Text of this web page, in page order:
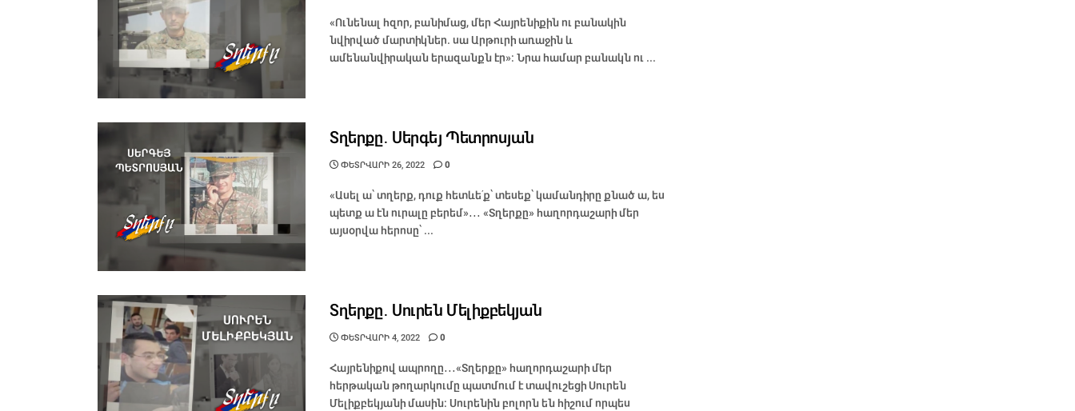
«Ունենալ հզոր, բանիմաց, մեր Հայրենիքին ու բանակին
նվիրված մարտիկներ. սա Արթուրի առաջին և
ամենանվիրական երազանքն էր»։ Նրա համար բանակն ու ...
Տղերքը․ Սերգեյ Պետրոսյան
ՓԵՏՐՎԱՐԻ 26, 2022 0
«Ասել ա՝ տղերք, դուք հետևե՛ք՝ տեսեք՝ կամանդիրը քնած ա, ես
պետք ա էն ուրալը բերեմ»․․․ «Տղերքը» հաղորդաշարի մեր
այսօրվա հերոսը՝ ...
Տղերքը․ Սուրեն Մելիքբեկյան
ՓԵՏՐՎԱՐԻ 4, 2022 0
Հայրենիքով ապրողը․․․«Տղերքը» հաղորդաշարի մեր
հերթական թողարկումը պատմում է տավուշեցի Սուրեն
Մելիքբեկյանի մասին։ Սուրենին բոլորն են հիշում որպես